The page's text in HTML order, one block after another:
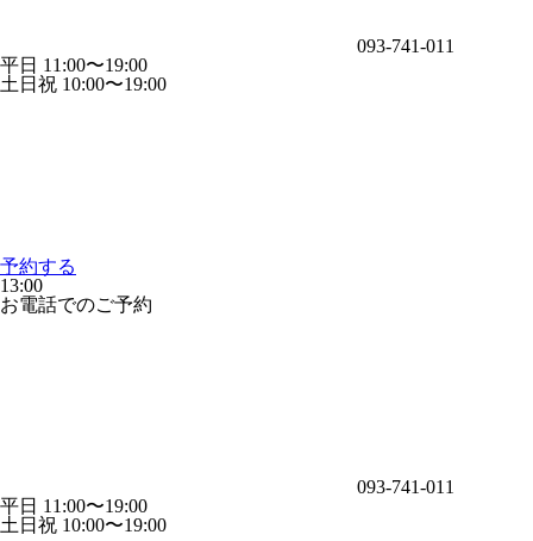
093-741-011
平日 11:00〜19:00
土日祝 10:00〜19:00
予約する
13:00
お電話でのご予約
093-741-011
平日 11:00〜19:00
土日祝 10:00〜19:00